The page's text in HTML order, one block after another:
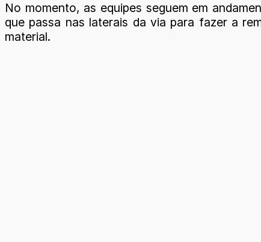
No momento, as equipes seguem em
que passa nas laterais da via para fazer a
material.